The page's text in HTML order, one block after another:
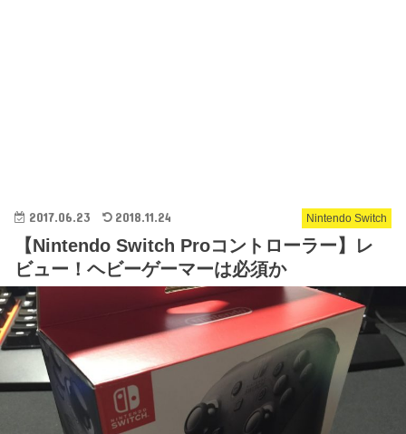
Nintendo Switch
2017.06.23 2018.11.24
【Nintendo Switch Proコントローラー】レ
ビュー！ヘビーゲーマーは必須か